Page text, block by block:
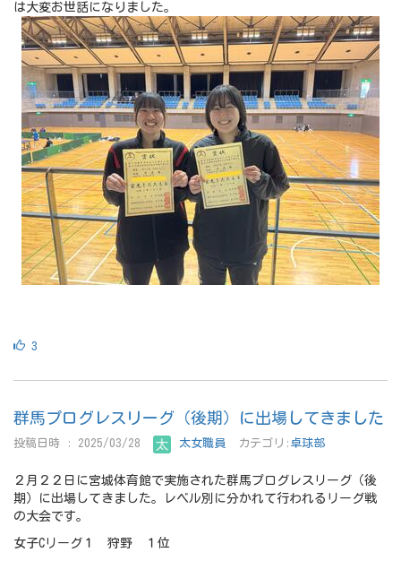
は大変お世話になりました。
3
群馬プログレスリーグ（後期）に出場してきました
投稿日時 : 2025/03/28 太女職員 カテゴリ: 卓球部
２月２２日に宮城体育館で実施された群馬プログレスリーグ（後
期）に出場してきました。レベル別に分かれて行われるリーグ戦
の大会です。
女子Cリーグ１ 狩野 １位